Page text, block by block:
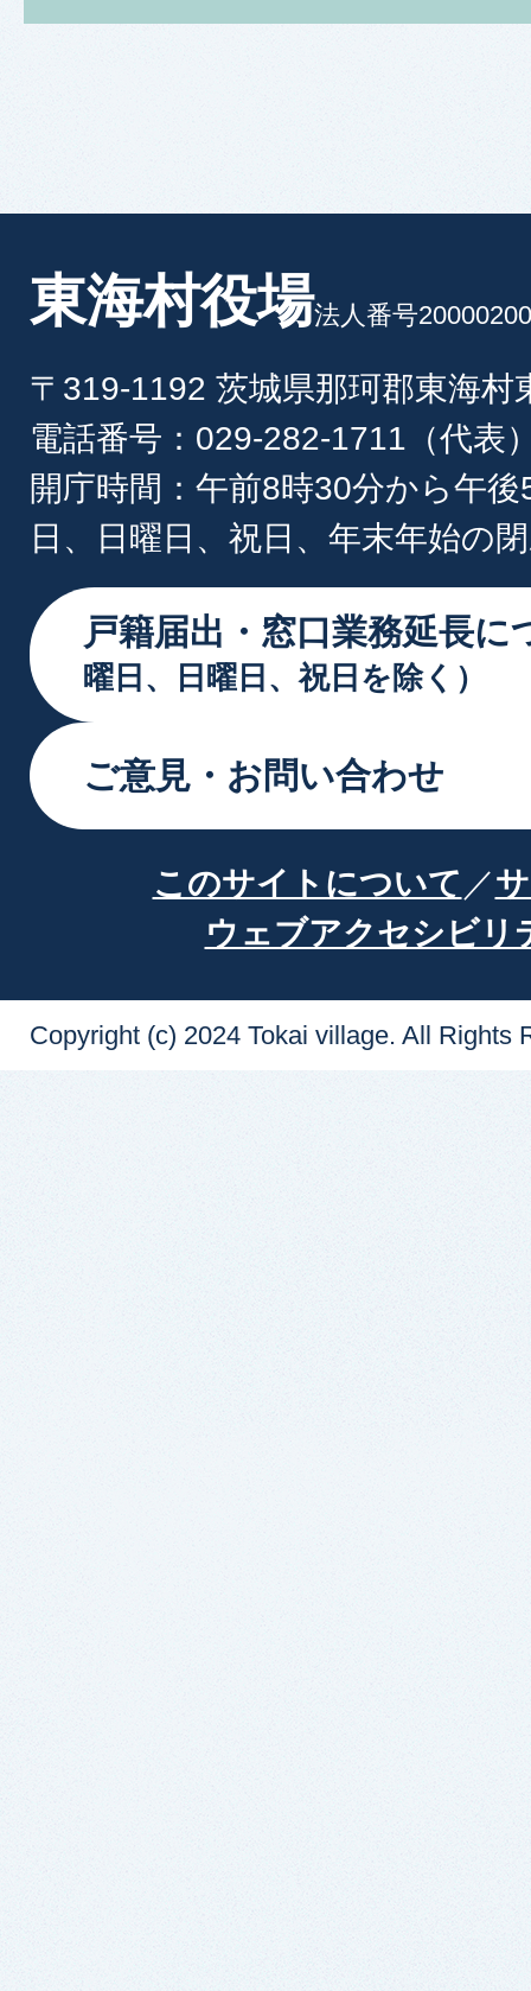
東海村役場法人番号
〒319-1192 茨城県那珂郡東海村
電話番号：029-282-1711（代表
開庁時間：午前8時30分から午
日、日曜日、祝日、年末年始の
戸籍届出・窓口業務延長に
曜日、日曜日、祝日を除く）
ご意見・お問い合わせ
このサイトについて
ウェブアクセシビリ
Copyright (c) 2024 Tokai village. All Rights